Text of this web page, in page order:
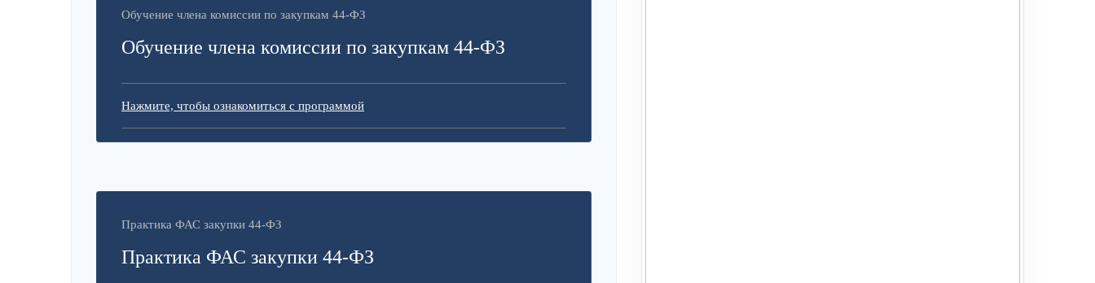
Обучение члена комиссии по закупкам 44-ФЗ
Обучение члена комиссии по закупкам 44-ФЗ
Нажмите, чтобы ознакомиться с программой
Практика ФАС закупки 44-ФЗ
Практика ФАС закупки 44-ФЗ